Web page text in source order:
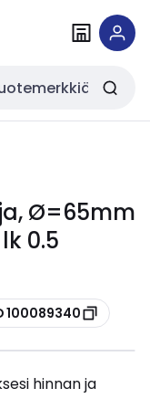
Ø=65mm
0.5
100089340
hinnan ja